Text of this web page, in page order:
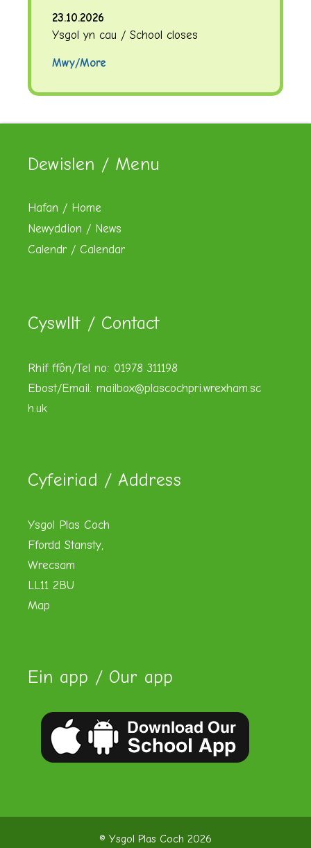
23.10.2026
Ysgol yn cau / School closes
Mwy/More
Dewislen / Menu
Hafan / Home
Newyddion / News
Calendr / Calendar
Cyswllt / Contact
Rhif ffôn/Tel no: 01978 311198
Ebost/Email: mailbox@plascochpri.wrexham.sc
h.uk
Cyfeiriad / Address
Ysgol Plas Coch
Ffordd Stansty,
Wrecsam
LL11 2BU
Map
Ein app / Our app
© Ysgol Plas Coch 2026